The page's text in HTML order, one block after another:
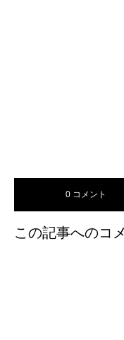
0 コメント
この記事へのコ